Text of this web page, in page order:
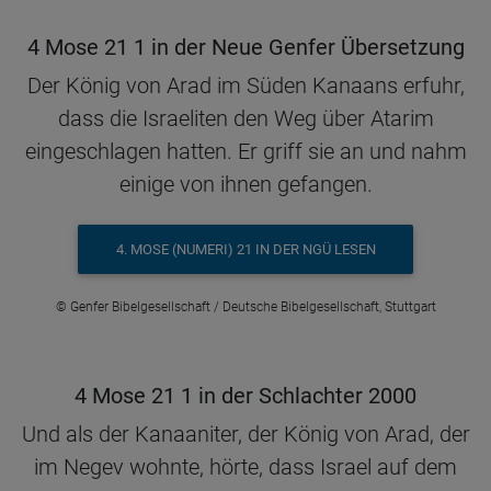
4 Mose 21 1 in der Neue Genfer Übersetzung
Der König von Arad im Süden Kanaans erfuhr,
dass die Israeliten den Weg über Atarim
eingeschlagen hatten. Er griff sie an und nahm
einige von ihnen gefangen.
4. MOSE (NUMERI) 21 IN DER NGÜ LESEN
© Genfer Bibelgesellschaft / Deutsche Bibelgesellschaft, Stuttgart
4 Mose 21 1 in der Schlachter 2000
Und als der Kanaaniter, der König von Arad, der
im Negev wohnte, hörte, dass Israel auf dem